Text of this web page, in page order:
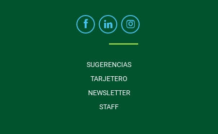
SUGERENCIAS
TARJETERO
NEWSLETTER
STAFF